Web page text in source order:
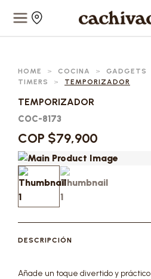
HOME > COCINA > GADGETS
TIMERS
> TEMPORIZADOR
TEMPORIZADOR
COC-8173
COP $79,900
DESCRIPCIÓN
Añade un toque divertido y